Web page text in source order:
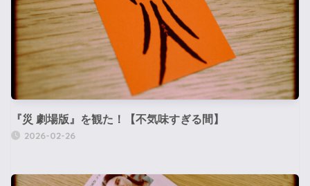
『災 劇場版』を観た！【不気味すぎる間】
2026-02-26